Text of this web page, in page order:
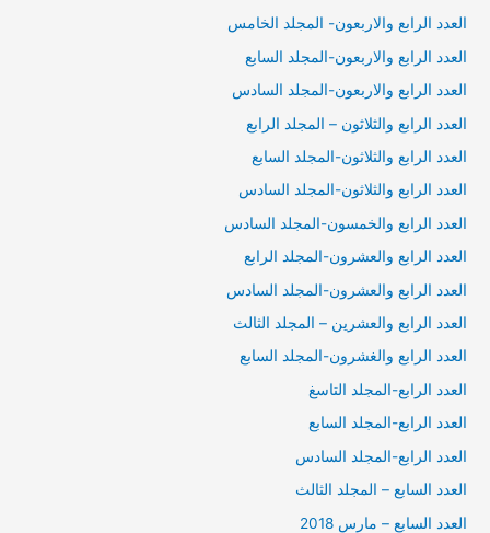
العدد الرابع والاربعون- المجلد الخامس
العدد الرابع والاربعون-المجلد السابع
العدد الرابع والاربعون-المجلد السادس
العدد الرابع والثلاثون – المجلد الرابع
العدد الرابع والثلاثون-المجلد السابع
العدد الرابع والثلاثون-المجلد السادس
العدد الرابع والخمسون-المجلد السادس
العدد الرابع والعشرون-المجلد الرابع
العدد الرابع والعشرون-المجلد السادس
العدد الرابع والعشرين – المجلد الثالث
العدد الرابع والغشرون-المجلد السابع
العدد الرابع-المجلد التاسغ
العدد الرابع-المجلد السابع
العدد الرابع-المجلد السادس
العدد السابع – المجلد الثالث
العدد السابع – مارس 2018